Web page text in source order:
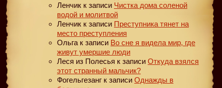
Ленчик к записи Чистка дома соленой
водой и молитвой
Ленчик к записи Преступника тянет на
место преступления
Ольга к записи Во сне я видела мир, где
живут умершие люди
Леся из Полесья к записи Откуда взялся
этот странный мальчик?
Фогельгезанг к записи Однажды в